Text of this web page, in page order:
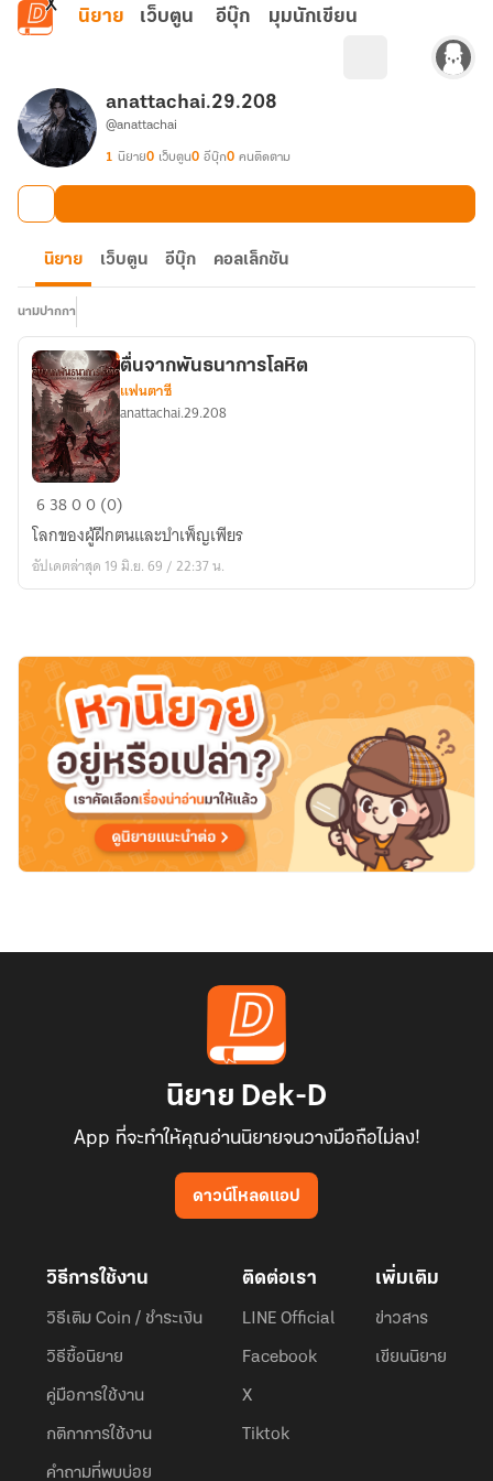
ข้ามไปยังเนื้อหาหลัก
นิยาย เว็บตูน อีบุ๊ก มุมนักเขียน
anattachai.29.208
@anattachai
1 นิยาย0 เว็บตูน0 อีบุ๊ก0 คนติดตาม
นิยาย เว็บตูน อีบุ๊ก คอลเล็กชัน
นามปากกา
ตื่น
จาก
พันธนาการ
โลหิต
ตื่นจากพันธนาการโลหิต
แฟนตาซี
anattachai.29.208
63800 (0)
โลกของผู้ฝึกตนและบำเพ็ญเพียร
อัปเดตล่าสุด 19 มิ.ย. 69 / 22:37 น.
นิยาย Dek-D
App ที่จะทำให้คุณอ่านนิยายจนวางมือถือไม่ลง!
ดาวน์โหลดแอป
วิธีการใช้งาน
วิธีเติม Coin / ชำระเงิน
วิธีซื้อนิยาย
คู่มือการใช้งาน
กติกาการใช้งาน
คำถามที่พบบ่อย
ติดต่อเรา
LINE Official
Facebook
X
Tiktok
เพิ่มเติม
ข่าวสาร
เขียนนิยาย